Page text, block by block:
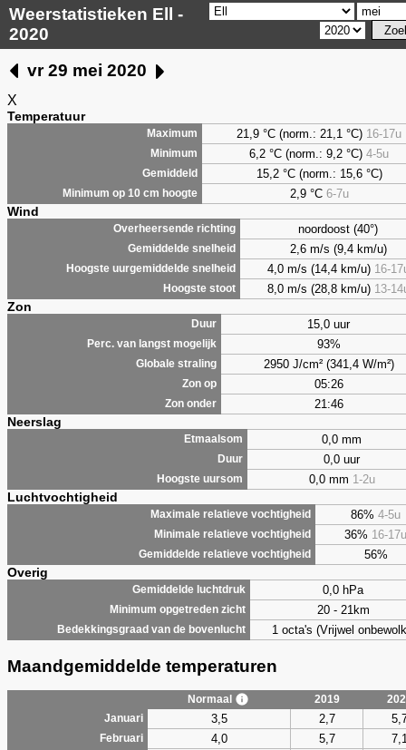
Weerstatistieken Ell -
2020
vr 29 mei 2020
X
Temperatuur
Maximum 21,9 °C (norm.: 21,1 °C) 16-17u
Minimum 6,2 °C (norm.: 9,2 °C) 4-5u
Gemiddeld 15,2 °C (norm.: 15,6 °C)
Minimum op 10 cm hoogte 2,9°C 6-7u
Wind
Overheersende richting noordoost (40°)
Gemiddelde snelheid 2,6 m/s (9,4 km/u)
Hoogste uurgemiddelde snelheid 4,0 m/s (14,4 km/u) 16-
Hoogste stoot 8,0 m/s (28,8 km/u) 13-
Zon
Duur 15,0 uur
Perc. van langst mogelijk 93%
Globale straling 2950 J/cm² (341,4 W/m²)
Zon op 05:26
Zon onder 21:46
Neerslag
Etmaalsom 0,0 mm
Duur 0,0 uur
Hoogste uursom 0,0 mm 1-2u
Luchtvochtigheid
Maximale relatieve vochtigheid 86% 4-5u
Minimale relatieve vochtigheid 36% 16-17u
Gemiddelde relatieve vochtigheid 56%
Overig
Gemiddelde luchtdruk 0,0 hPa
Minimum opgetreden zicht 20 - 21km
Bedekkingsgraad van de bovenlucht 1 octa's (Vrijwel
Maandgemiddelde temperaturen
Normaal 2019
Januari
3,5 2,7
Februari 4,0 5,7